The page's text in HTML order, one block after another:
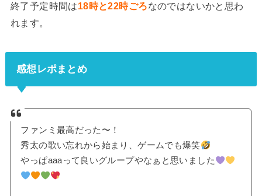
終了予定時間は18時と22時ごろなのではないかと思わ
れます。
感想レポまとめ
ファンミ最高だった〜！
秀太の歌い忘れから始まり、ゲームでも爆笑
やっぱaaaって良いグループやなぁと思いました